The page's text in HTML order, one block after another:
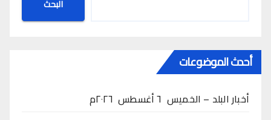
البحث
أحدث الموضوعات
أخبار البلد – الخميس ٦ أغسطس ٢٠٢٦م